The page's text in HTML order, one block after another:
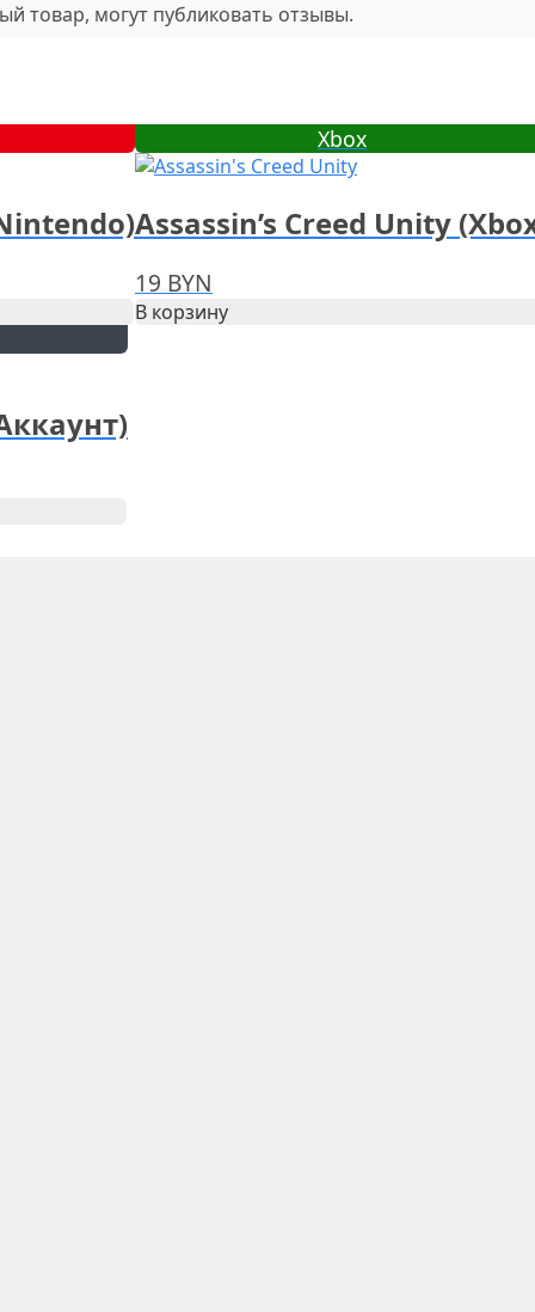
товар, могут публиковать отзывы.
Xbox
Assassin’s Creed Unity
19 BYN
В корзину